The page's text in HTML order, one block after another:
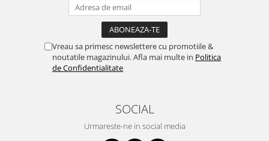
Vreau sa primesc newslettere cu promotiile &
noutatile magazinului. Afla mai multe in Politica
de Confidentialitate
SOCIAL
Urmareste-ne in social media